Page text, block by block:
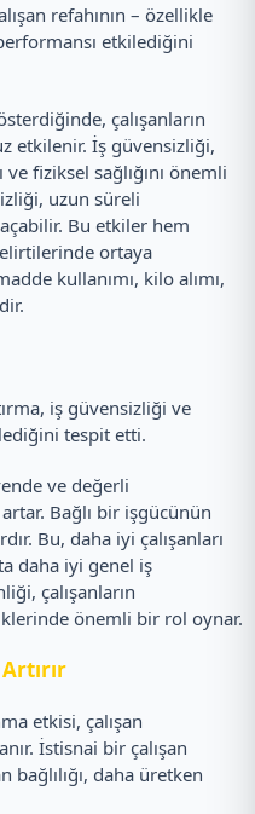
refahının – özellikle
etkilediğini
çalışanların
etkilenir. İş güvensizliği,
ve fiziksel sağlığını önemli
uzun süreli
Bu etkiler hem
ortaya
kullanımı, kilo alımı,
iş güvensizliği ve
tespit etti.
ve değerli
Bağlı bir işgücünün
Bu, daha iyi çalışanları
daha iyi genel iş
çalışanların
önemli bir rol oynar.
etkisi, çalışan
İstisnai bir çalışan
bağlılığı, daha üretken